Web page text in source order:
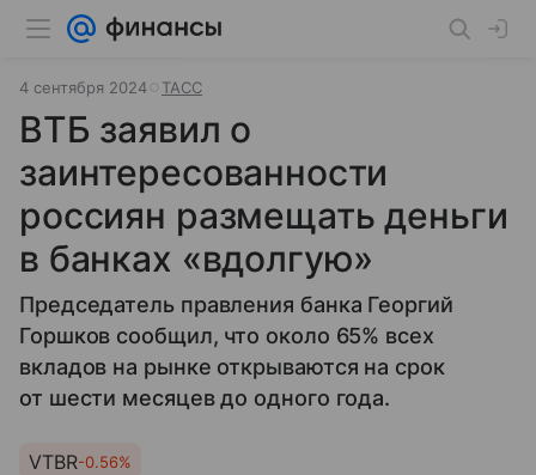
4 сентября 2024 ТАСС
ВТБ заявил о
заинтересованности
россиян размещать деньги
в банках «вдолгую»
Председатель правления банка Георгий
Горшков сообщил, что около 65% всех
вкладов на рынке открываются на срок
от шести месяцев до одного года.
VTBR-0.56%